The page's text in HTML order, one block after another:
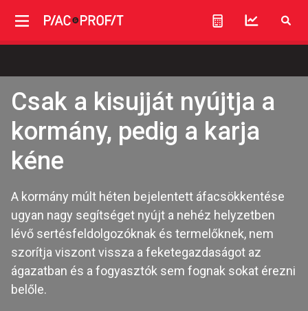
Csak a kisujját nyújtja a
kormány, pedig a karja
kéne
A kormány múlt héten bejelentett áfacsökkentése
ugyan nagy segítséget nyújt a nehéz helyzetben
lévő sertésfeldolgozóknak és termelőknek, nem
szorítja viszont vissza a feketegazdaságot az
ágazatban és a fogyasztók sem fognak sokat érezni
belőle.